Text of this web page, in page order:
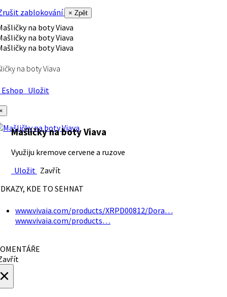
zablokování
× Zpět
na boty Viava
Uložit
Mašličky na boty Viava
Využiju kremove cervene a ruzove
Uložit Zavřít
KDE TO SEHNAT
www.vivaia.com/products/XRPD00812/Dora…
www.vivaia.com/products…